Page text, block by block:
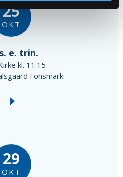
25
OKT
e. trin.
kl. 11:15
Fonsmark
29
OKT